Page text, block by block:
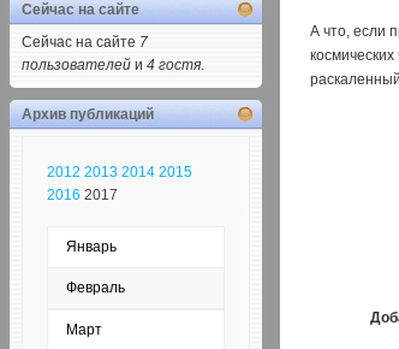
А что, если
Сейчас на сайте
Сейчас на сайте 7
пользователей и 4 гостя.
Архив публикаций
2012 2013 2014 2015
2016 2017
Январь
Февраль
Март